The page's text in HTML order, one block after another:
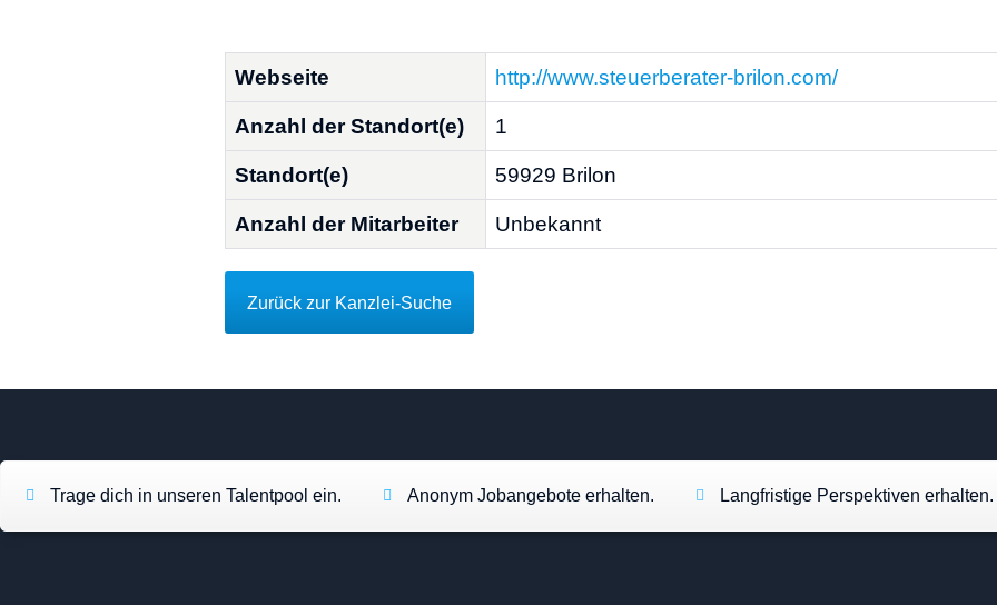
Webseite
http://www.steuerberater-brilon.com/
Anzahl der Standort(e)
1
Standort(e)
59929 Brilon
Anzahl der Mitarbeiter
Unbekannt
Zurück zur Kanzlei-Suche
Trage dich in unseren Talentpool ein. Anonym Jobangebote erhalten. Langfristige Perspektiven erhalten.